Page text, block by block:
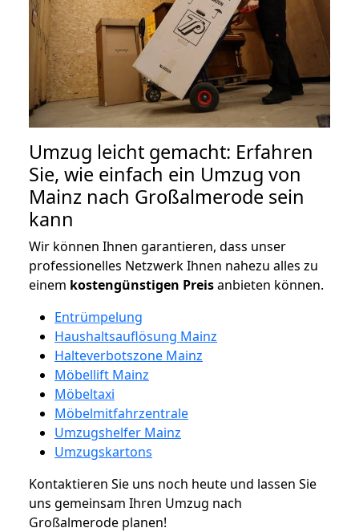
Umzug leicht gemacht: Erfahren
Sie, wie einfach ein Umzug von
Mainz nach Großalmerode sein
kann
Wir können Ihnen garantieren, dass unser
professionelles Netzwerk Ihnen nahezu alles zu
einem kostengünstigen Preisanbieten können.
Entrümpelung
Haushaltsauflösung Mainz
Halteverbotszone Mainz
Möbellift Mainz
Möbeltaxi
Möbelmitfahrzentrale
Umzugshelfer Mainz
Umzugskartons
Kontaktieren Sie uns noch heute und lassen Sie
uns gemeinsam Ihren Umzug nach
Großalmerode planen!